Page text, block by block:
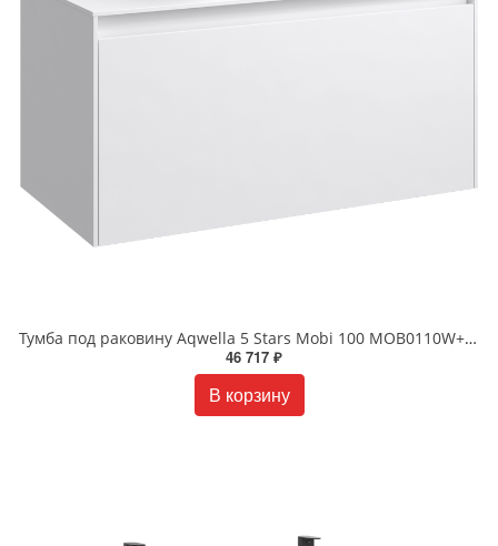
Тумба под раковину Aqwella 5 Stars Mobi 100 MOB0110W+MOB0710W подвесная белый
46 717 ₽
В корзину